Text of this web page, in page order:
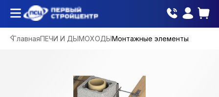
ГлавнаяПЕЧИ И ДЫМОХОДЫМонтажные элементы